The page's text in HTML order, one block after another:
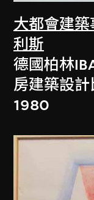
大都會建築
利斯
德國柏林
房建築設計
1980